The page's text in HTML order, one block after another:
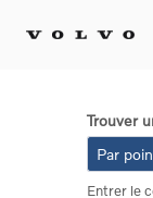
Trouver
Par
Entrer le